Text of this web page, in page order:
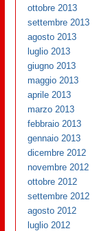
ottobre 2013
settembre 2013
agosto 2013
luglio 2013
giugno 2013
maggio 2013
aprile 2013
marzo 2013
febbraio 2013
gennaio 2013
dicembre 2012
novembre 2012
ottobre 2012
settembre 2012
agosto 2012
luglio 2012